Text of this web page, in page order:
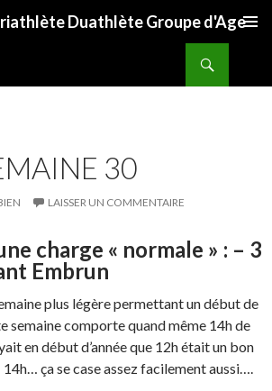
Duathlète Groupe d'Age
30
LAISSER UN COMMENTAIRE
charge « normale » : – 3
Embrun
plus légère permettant un début de
semaine comporte quand même 14h de
en début d’année que 12h était un bon
ça se case assez facilement aussi….